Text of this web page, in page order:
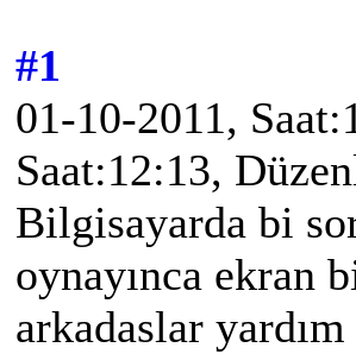
#1
01-10-2011,
Saat:12:13,
Bilgisayarda bi
oynayınca ekran
arkadaslar